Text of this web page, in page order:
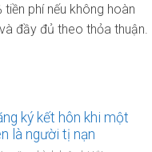
tiền phí nếu không hoàn
đầy đủ theo thỏa thuận.
ký kết hôn khi một
là người tị nạn